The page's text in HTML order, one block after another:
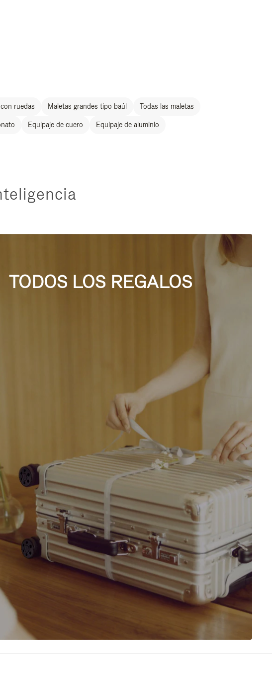
ruedas Maletas grandes tipo baúl Todas las maletas
Equipaje de cuero Equipaje de aluminio
TODOS LOS REGALOS